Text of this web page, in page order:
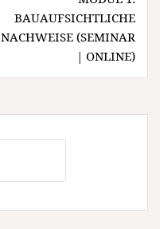
BAUAUFSICHTLICHE
NACHWEISE (SEMINAR
| ONLINE)